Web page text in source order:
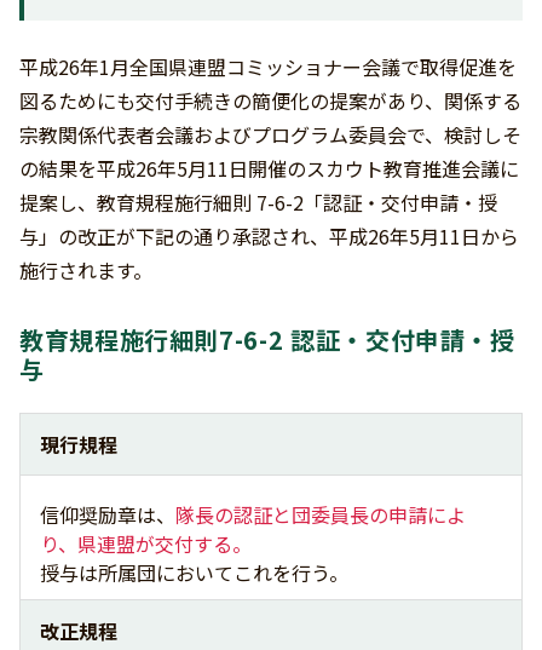
平成26年1月全国県連盟コミッショナー会議で取得促進を
図るためにも交付手続きの簡便化の提案があり、関係する
宗教関係代表者会議およびプログラム委員会で、検討しそ
の結果を平成26年5月11日開催のスカウト教育推進会議に
提案し、教育規程施行細則 7-6-2「認証・交付申請・授
与」の改正が下記の通り承認され、平成26年5月11日から
施行されます。
教育規程施行細則7-6-2 認証・交付申請・授
与
現行規程
信仰奨励章は、 隊長の認証と団委員長の申請によ
り、県連盟が交付する。
授与は所属団においてこれを行う。
改正規程